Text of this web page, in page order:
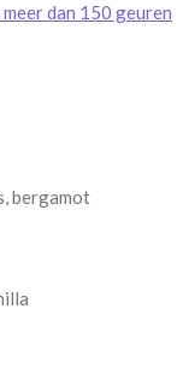
meer dan 150 geuren
bergamot